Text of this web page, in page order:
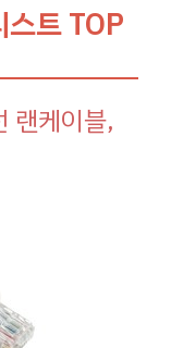
트 TOP
랜케이블,